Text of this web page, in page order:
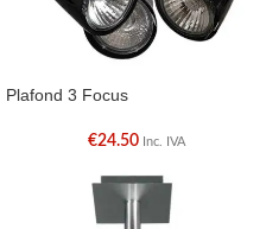
Plafond 3 Focus
€24.50 Inc. IVA